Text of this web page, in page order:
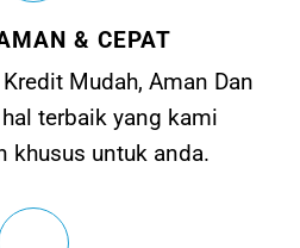
& CEPAT
Mudah, Aman Dan
terbaik yang kami
khusus untuk anda.